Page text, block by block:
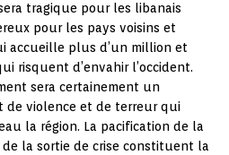
tragique pour les libanais
pour les pays voisins et
accueille plus d’un million et
risquent d’envahir l’occident.
sera certainement un
violence et de terreur qui
la région. La pacification de la
la sortie de crise constituent la